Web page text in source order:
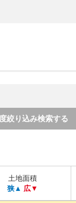
絞り込み検索する
土地面積
狭▲ 広▼